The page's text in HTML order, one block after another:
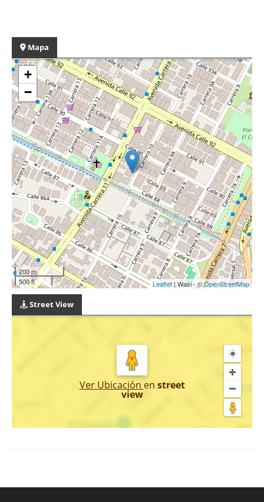
Mapa
+
−
200 m
500 ft
Leaflet | Wasi - ©OpenStreetMap
Street View
Ver Ubicación en street
view